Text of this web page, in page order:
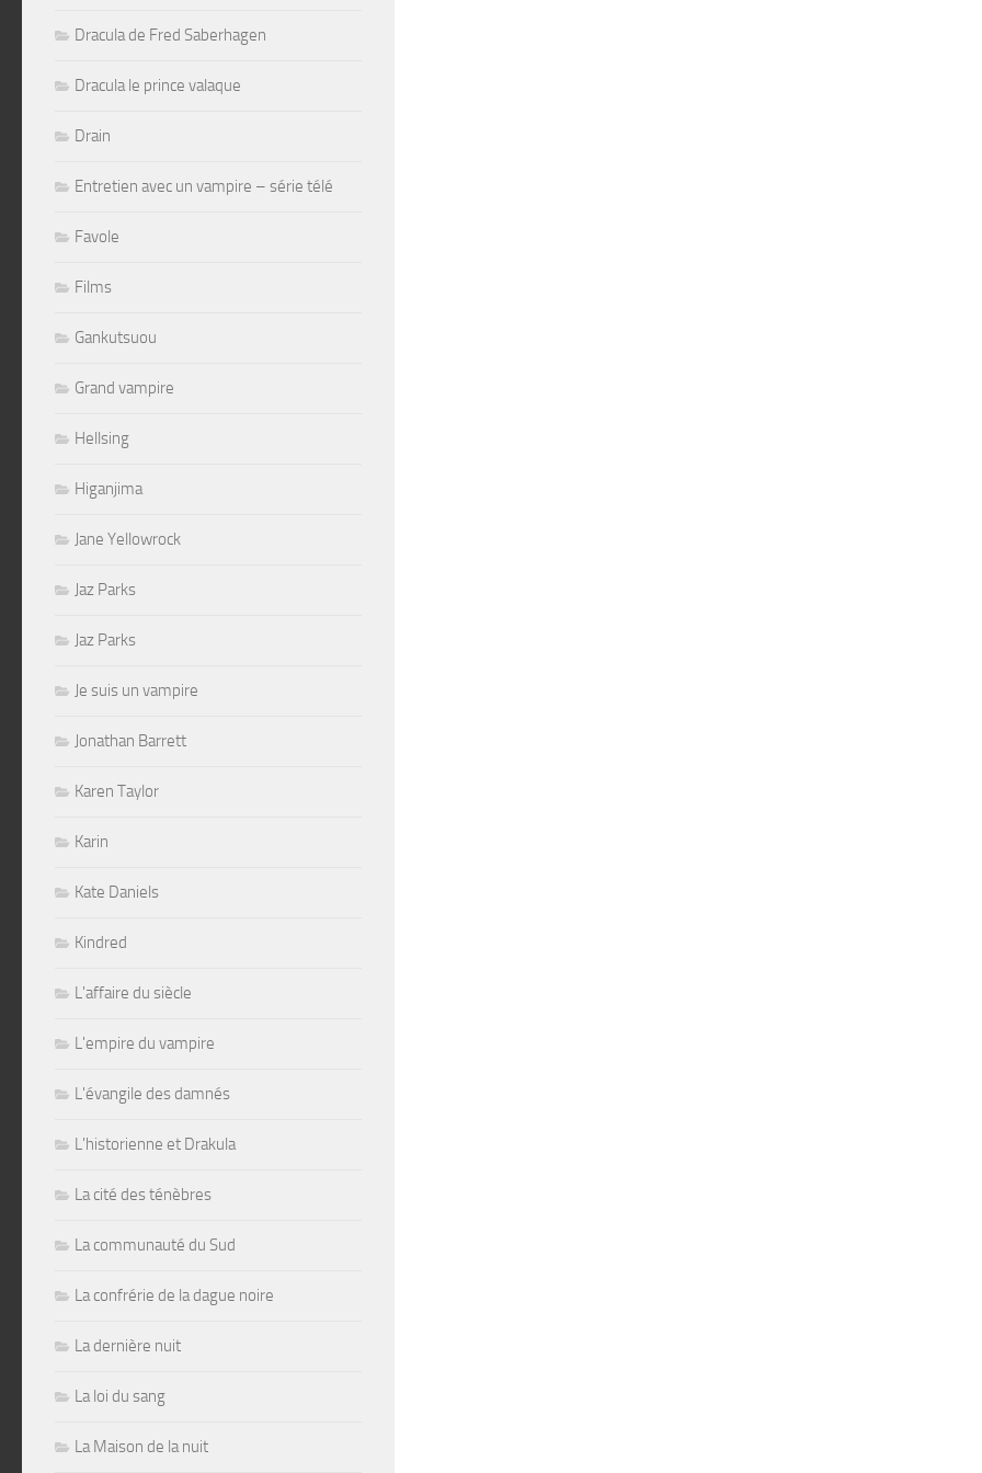
Dracula de Fred Saberhagen
Dracula le prince valaque
Drain
Entretien avec un vampire – série télé
Favole
Films
Gankutsuou
Grand vampire
Hellsing
Higanjima
Jane Yellowrock
Jaz Parks
Jaz Parks
Je suis un vampire
Jonathan Barrett
Karen Taylor
Karin
Kate Daniels
Kindred
L'affaire du siècle
L'empire du vampire
L'évangile des damnés
L'historienne et Drakula
La cité des ténèbres
La communauté du Sud
La confrérie de la dague noire
La dernière nuit
La loi du sang
La Maison de la nuit